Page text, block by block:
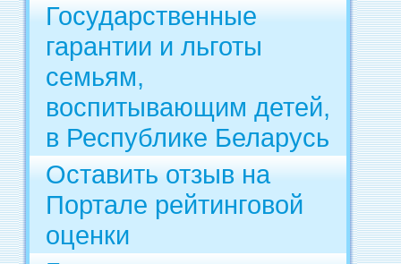
Государственные
гарантии и льготы
семьям,
воспитывающим детей,
в Республике Беларусь
Оставить отзыв на
Портале рейтинговой
оценки